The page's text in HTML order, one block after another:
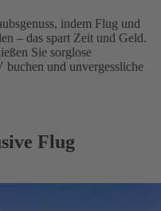
indem Flug und
– das spart Zeit und Geld.
Sie sorglose
buchen und unvergessliche
Flug